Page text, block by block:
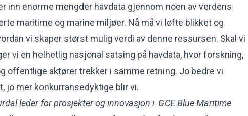
inn enorme mengder havdata gjennom noen av verdens
maritime og marine miljøer. Nå må vi løfte blikket og
vi skaper størst mulig verdi av denne ressursen. Skal vi
vi en helhetlig nasjonal satsing på havdata, hvor forskning,
offentlige aktører trekker i samme retning. Jo bedre vi
jo mer konkurransedyktige blir vi.
leder for prosjekter og innovasjon i GCE Blue Maritime